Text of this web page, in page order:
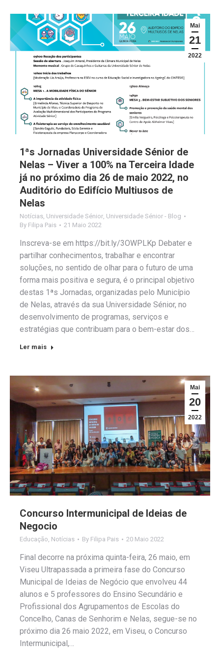
Mai
21
2022
1ªs Jornadas Universidade Sénior de
Nelas – Viver a 100% na Terceira Idade
já no próximo dia 26 de maio 2022, no
Auditório do Edifício Multiusos de
Nelas
Notícias Universidade Sénior Universidade Sénior - Blog
By Filipa Pais 21 Maio 2022
Inscreva-se em https://bit.ly/3OWPLKp Debater e
partilhar conhecimentos, trabalhar e encontrar
soluções, no sentido de olhar para o futuro de uma
forma mais positiva e segura, é o principal objetivo
destas 1ªs Jornadas, organizadas pelo Município
de Nelas, através da sua Universidade Sénior, no
desenvolvimento de programas, serviços e
estratégias que contribuam para o bem-estar dos…
Ler mais
Mai
20
2022
Concurso Intermunicipal de Ideias de
Negocio
Educação, Notícias By Filipa Pais 20 Maio 2022
Final decorre na próxima quinta-feira, 26 maio, em
Viseu Ultrapassada a primeira fase do Concurso
Municipal de Ideias de Negócio que envolveu 44
alunos e 5 professores do Ensino Secundário e
Profissional dos Agrupamentos de Escolas do
Concelho, Canas de Senhorim e Nelas, segue-se no
próximo dia 26 maio 2022, em Viseu, o Concurso
Intermunicipal,…